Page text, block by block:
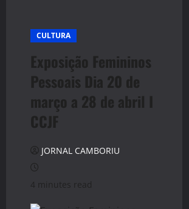
CULTURA
Exposição Femininos
Pessoais Dia 20 de
março a 28 de abril I
CCJF
JORNAL CAMBORIU
4 minutes read